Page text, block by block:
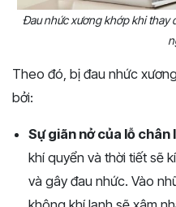
Đau nhức xương khớp khi thay
Theo đó, bị đau nhức
bởi:
Sự giãn nở của lỗ chân
khí quyển và thời tiết sẽ
và gây đau nhức. Vào